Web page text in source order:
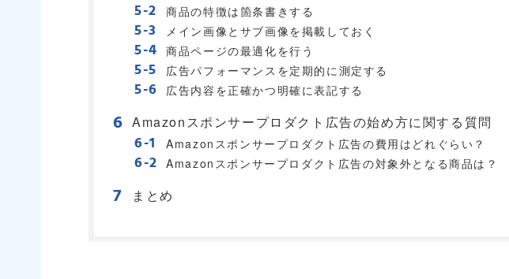
商品の特徴は箇条書きする
メイン画像とサブ画像を掲載しておく
商品ページの最適化を行う
広告パフォーマンスを定期的に測定する
広告内容を正確かつ明確に表記する
Amazonスポンサープロダクト広告の始め方に関する質問
Amazonスポンサープロダクト広告の費用はどれぐらい？
Amazonスポンサープロダクト広告の対象外となる商品は？
まとめ